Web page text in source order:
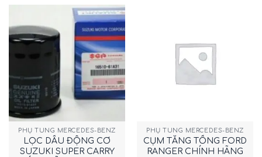
PHỤ TÙNG MERCEDES-BENZ
LỌC DẦU ĐỘNG CƠ
SUZUKI SUPER CARRY
PHỤ TÙNG MERCEDES-BENZ
CỤM TĂNG TỔNG FORD
RANGER CHÍNH HÃNG